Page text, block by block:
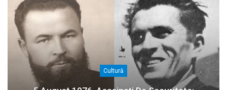
Cultură